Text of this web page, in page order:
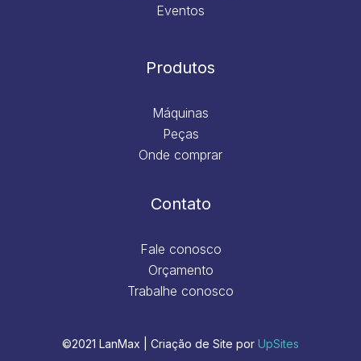
Eventos
Produtos
Máquinas
Peças
Onde comprar
Contato
Fale conosco
Orçamento
Trabalhe conosco
©2021 LanMax | Criação de Site por UpSites